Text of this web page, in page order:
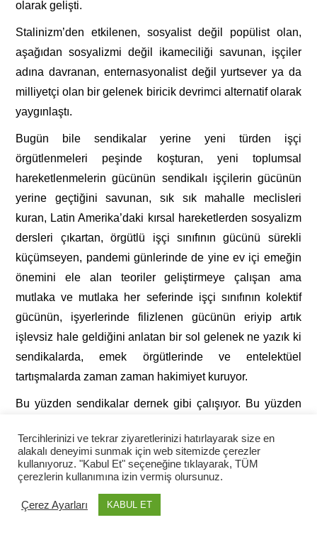
olarak gelişti.
Stalinizm’den etkilenen, sosyalist değil popülist olan,
aşağıdan sosyalizmi değil ikameciliği savunan, işçiler
adına davranan, enternasyonalist değil yurtsever ya da
milliyetçi olan bir gelenek biricik devrimci alternatif olarak
yaygınlaştı.
Bugün bile sendikalar yerine yeni türden işçi
örgütlenmeleri peşinde koşturan, yeni toplumsal
hareketlenmelerin gücünün sendikalı işçilerin gücünün
yerine geçtiğini savunan, sık sık mahalle meclisleri
kuran, Latin Amerika’daki kırsal hareketlerden sosyalizm
dersleri çıkartan, örgütlü işçi sınıfının gücünü sürekli
küçümseyen, pandemi günlerinde de yine ev içi emeğin
önemini ele alan teoriler geliştirmeye çalışan ama
mutlaka ve mutlaka her seferinde işçi sınıfının kolektif
gücünün, işyerlerinde filizlenen gücünün eriyip artık
işlevsiz hale geldiğini anlatan bir sol gelenek ne yazık ki
sendikalarda, emek örgütlerinde ve entelektüel
tartışmalarda zaman zaman hakimiyet kuruyor.
Bu yüzden sendikalar dernek gibi çalışıyor. Bu yüzden
olarak görülmüyor. Çünkü Stalinizm’le beslenen popülist
ve ikameci gelenek, sosyalizmi, işçi sınıfının kendi
eylemi, kendi hareketinin maddi birliği olarak göremiyor.
Sosyalist işçilerin örgütünün inşası, bu temel eğilimle
Tercihlerinizi ve tekrar ziyaretlerinizi hatırlayarak size en
alakalı deneyimi sunmak için web sitemizde çerezler
kullanıyoruz. "Kabul Et" seçeneğine tıklayarak, TÜM
çerezlerin kullanımına izin vermiş olursunuz.
Çerez Ayarları KABUL ET